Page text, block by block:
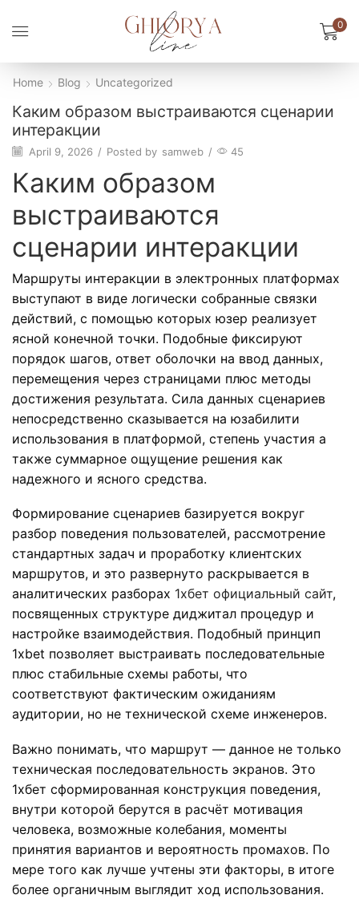
0
Home Blog Uncategorized
Каким образом выстраиваются сценарии
интеракции
April 9, 2026 / Posted by samweb / 45
Каким образом
выстраиваются
сценарии интеракции
Маршруты интеракции в электронных платформах
выступают в виде логически собранные связки
действий, с помощью которых юзер реализует
ясной конечной точки. Подобные фиксируют
порядок шагов, ответ оболочки на ввод данных,
перемещения через страницами плюс методы
достижения результата. Сила данных сценариев
непосредственно сказывается на юзабилити
использования в платформой, степень участия а
также суммарное ощущение решения как
надежного и ясного средства.
Формирование сценариев базируется вокруг
разбор поведения пользователей, рассмотрение
стандартных задач и проработку клиентских
маршрутов, и это развернуто раскрывается в
аналитических разборах 1хбет официальный сайт,
посвященных структуре диджитал процедур и
настройке взаимодействия. Подобный принцип
1xbet позволяет выстраивать последовательные
плюс стабильные схемы работы, что
соответствуют фактическим ожиданиям
аудитории, но не технической схеме инженеров.
Важно понимать, что маршрут — данное не только
техническая последовательность экранов. Это
1хбет сформированная конструкция поведения,
внутри которой берутся в расчёт мотивация
человека, возможные колебания, моменты
принятия вариантов и вероятность промахов. По
мере того как лучше учтены эти факторы, в итоге
более органичным выглядит ход использования.